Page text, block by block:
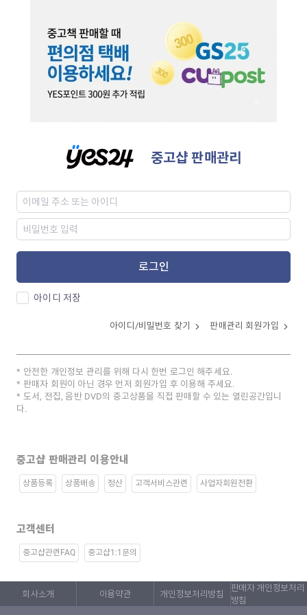
중고샵 판매관리
로그인
아이디 저장
아이디/비밀번호 찾기 판매관리 회원가입
안전한 개인정보 관리를 위해 다시 한번 로그인 해주세요.
판매자 회원이 아닌 경우 먼저 회원가입 후 이용해 주세요.
도서, 전집, 음반 DVD의 중고상품을 직접 판매할 수 있는 열린공간입니
다.
중고샵 판매관리 이용안내
상품등록 상품배송 정산 고객서비스관련 사업자회원전환
고객센터
중고샵관련FAQ 중고샵1:1문의
회사소개 이용약관 개인정보처리방침
판매자 개인정보처리
방침